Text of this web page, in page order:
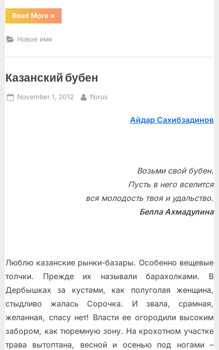
Read More“Два
рассказа”
»
Новое имя
Казанский бубен
Posted
November 1, 2012 By
florus
Айдар Сахибзадинов
Возьми свой бубен.
Пусть в него вселится
вся молодость твоя и удальство.
Белла Ахмадулина
Люблю казанские рынки-базары. Особенно вещевые
толчки. Прежде их называли барахолками. В
Дербышках за кустами, как полуголая женщина,
стыдливо жалась Сорочка. И звала, срамная,
желанная, спасу нет! Власти ее огородили высоким
забором, как тюремную зону. На крохотном участке
трава вытоптана, весной и осенью под ногами –